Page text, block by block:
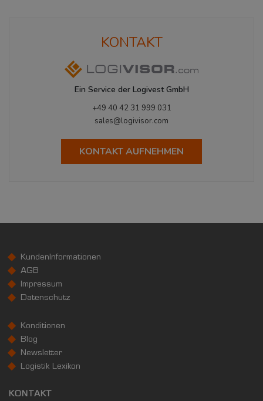
KONTAKT
Ein Service der Logivest GmbH
+49 40 42 31 999 031
sales@logivisor.com
KONTAKT AUFNEHMEN
KundenInformationen
AGB
Impressum
Datenschutz
Konditionen
Blog
Newsletter
Logistik Lexikon
KONTAKT